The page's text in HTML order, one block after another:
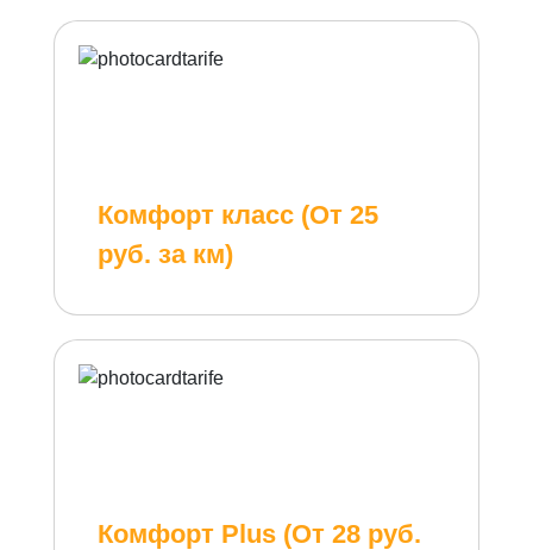
Комфорт класс (От 25
руб. за км)
Комфорт Plus (От 28 руб.